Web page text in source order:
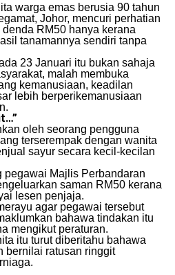
warga emas berusia 90 tahun
Johor, mencuri perhatian
RM50 hanya kerana
tanamannya sendiri tanpa
23 Januari itu bukan sahaja
malah membuka
kemanusiaan, keadilan
lebih berperikemanusiaan
oleh seorang pengguna
terserempak dengan wanita
sayur secara kecil-kecilan
pegawai Majlis Perbandaran
saman RM50 kerana
lesen penjaja.
agar pegawai tersebut
bahawa tindakan itu
mengikut peraturan.
itu turut diberitahu bahawa
bernilai ratusan ringgit